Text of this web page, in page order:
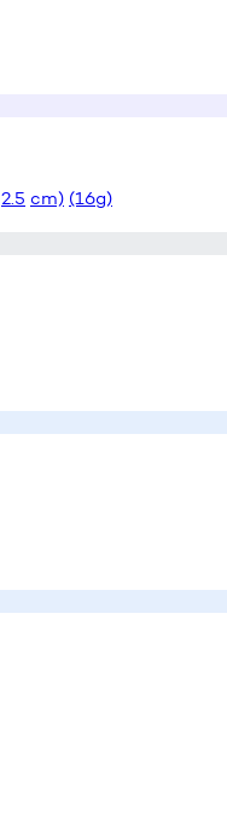
2.5 cm) (16g)